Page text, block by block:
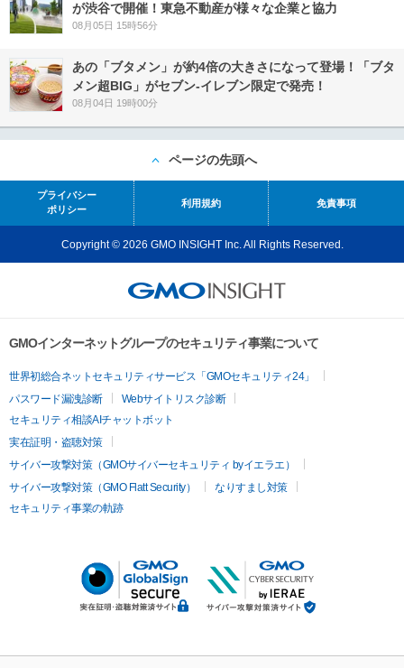
が渋谷で開催！東急不動産が様々な企業と協力
08月05日 15時56分
あの「ブタメン」が約4倍の大きさになって登場！「ブタ
メン超BIG」がセブン‐イレブン限定で発売！
08月04日 19時00分
ページの先頭へ
プライバシー
ポリシー
利用規約 免責事項
Copyright © 2026 GMO INSIGHT Inc. All Rights Reserved.
GMOインターネットグループのセキュリティ事業について
世界初総合ネットセキュリティサービス「GMOセキュリティ24」
パスワード漏洩診断
Webサイトリスク診断
セキュリティ相談AIチャットボット
実在証明・盗聴対策
サイバー攻撃対策（GMOサイバーセキュリティ byイエラエ）
サイバー攻撃対策（GMO Flatt Security）
なりすまし対策
セキュリティ事業の軌跡